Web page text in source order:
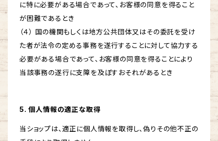
に特に必要がある場合であって、お客様の同意を得ること
が困難であるとき
（４） 国の機関もしくは地方公共団体又はその委託を受け
た者が法令の定める事務を遂行することに対して協力する
必要がある場合であって、お客様の同意を得ることにより
当該事務の遂行に支障を及ぼすおそれがあるとき
5. 個人情報の適正な取得
当ショップは、適正に個人情報を取得し、偽りその他不正の